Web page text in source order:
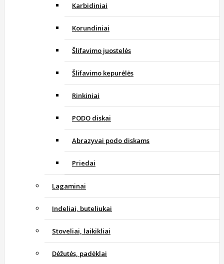
Karbidiniai
Korundiniai
Šlifavimo juostelės
Šlifavimo kepurėlės
Rinkiniai
PODO diskai
Abrazyvai podo diskams
Priedai
Lagaminai
Indeliai, buteliukai
Stoveliai, laikikliai
Dėžutės, padėklai